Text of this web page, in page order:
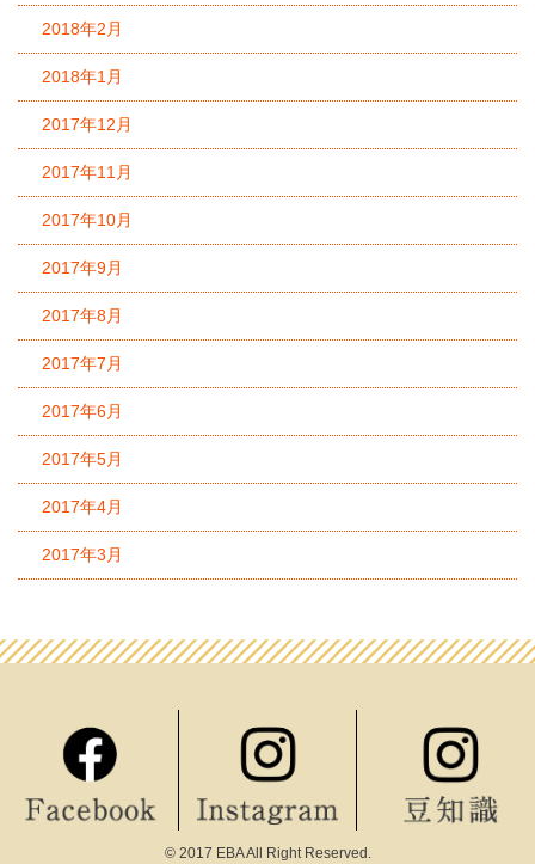
2018年2月
2018年1月
2017年12月
2017年11月
2017年10月
2017年9月
2017年8月
2017年7月
2017年6月
2017年5月
2017年4月
2017年3月
© 2017 EBA All Right Reserved.